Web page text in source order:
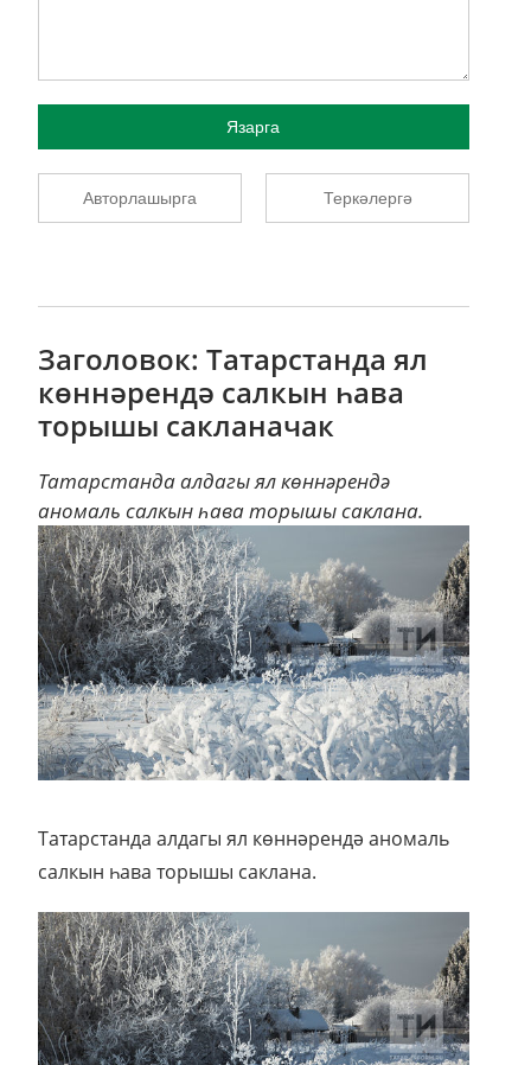
Язарга
Авторлашырга Теркәлергә
Заголовок: Татарстанда ял
көннәрендә салкын һава
торышы сакланачак
Татарстанда алдагы ял көннәрендә
аномаль салкын һава торышы саклана.
Татарстанда алдагы ял көннәрендә аномаль
салкын һава торышы саклана.